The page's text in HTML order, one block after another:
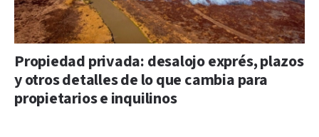
Propiedad privada: desalojo exprés, plazos
y otros detalles de lo que cambia para
propietarios e inquilinos